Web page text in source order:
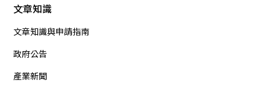
文章知識
文章知識與申請指南
政府公告
產業新聞